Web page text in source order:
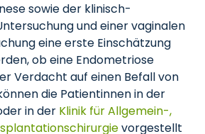
sowie der klinisch-
und einer vaginalen
eine erste Einschätzung
ob eine Endometriose
Verdacht auf einen Befall von
die Patientinnen in der
in der Klinik für Allgemein-,
vorgestellt